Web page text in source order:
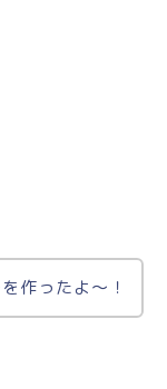
作ったよ〜！